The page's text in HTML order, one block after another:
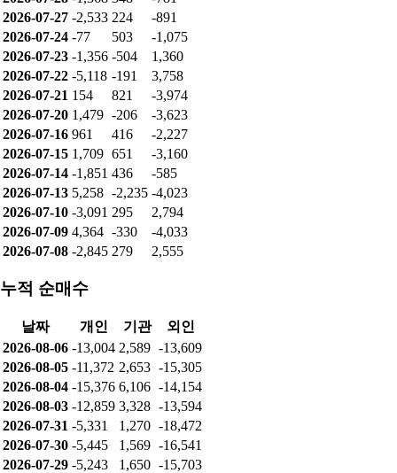
외인: -80,079
순매수
날짜 개인 기관
외인
2026-08-06 -1,632 -64
1,696
2026-08-05 4,004 -3,453
-1,151
2026-08-04 -2,517 2,778
-560
2026-08-03
-7,528 2,058
4,878
2026-07-31 114 -299
-1,931
2026-07-30 -202 -81
-838
2026-07-29 -929 1,143
-1,798
2026-07-28 -1,368 348
-781
2026-07-24 -77
2026-07-22
-5,118 -191
3,758
2026-07-21 154 821
-3,974
2026-07-20 1,479 -206
-3,623
2026-07-16 961 416
-2,227
2026-07-15 1,709 651
-3,160
2026-07-14 -1,851 436
-585
2026-07-13 5,258 -2,235
-4,023
2026-07-10 -3,091 295
2,794